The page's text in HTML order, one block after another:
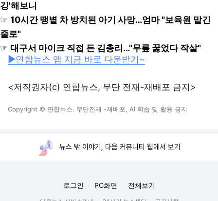
깅'해보니
☞ 10시간 땡볕 차 방치된 아기 사망…엄마 "보육원 맡긴
줄로"
☞ 대구서 마이크 직접 든 김총리…"무릎 꿇었다 작살"
▶연합뉴스 앱 지금 바로 다운받기~
<저작권자(c) 연합뉴스, 무단 전재-재배포 금지>
Copyright © 연합뉴스. 무단전재 -재배포, AI 학습 및 활용 금지
뉴스 밖 이야기, 다음 커뮤니티 웹에서 보기
로그인 PC화면 전체보기